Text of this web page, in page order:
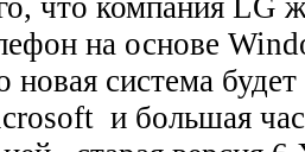
на основе
новая система
и большая